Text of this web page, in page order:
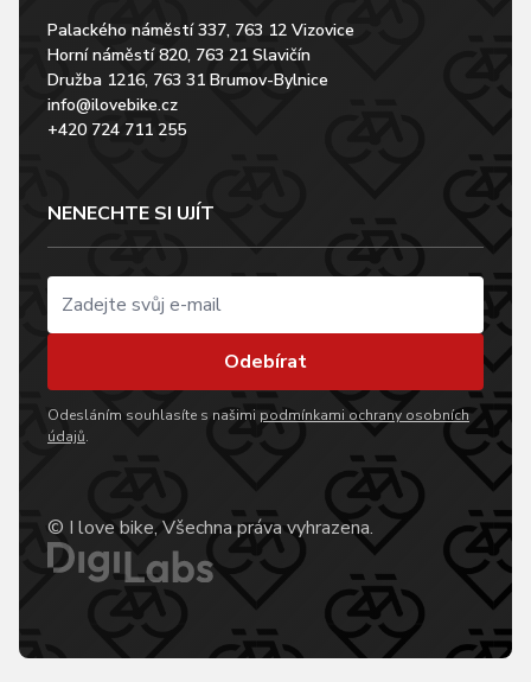
Palackého náměstí 337, 763 12 Vizovice
Horní náměstí 820, 763 21 Slavičín
Družba 1216, 763 31 Brumov-Bylnice
info@ilovebike.cz
+420 724 711 255
NENECHTE SI UJÍT
Odebírat
Odesláním souhlasíte s našimi podmínkami ochrany osobních
údajů.
© I love bike, Všechna práva vyhrazena.